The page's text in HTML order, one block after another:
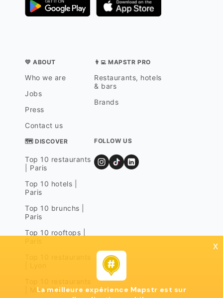
💛 ABOUT
Who we are
Jobs
Press
Contact us
👨‍💻 MAPSTR PRO
Restaurants, hotels
& bars
Brands
🗺 DISCOVER
Top 10 restaurants
| Paris
Top 10 hotels |
Paris
Top 10 brunchs |
Paris
Top 10 rooftops |
| Marseille
FOLLOW US
x
La meilleure expérience Mapstr est sur